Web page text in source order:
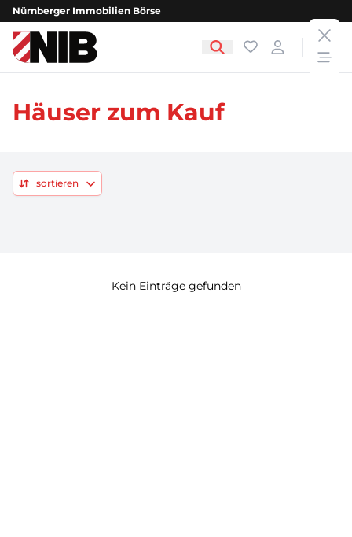
Nürnberger Immobilien Börse
NIB - Nürnberger Immobilien Börse Favoriten
Login
Häuser zum Kauf
sortieren
Kein Einträge gefunden